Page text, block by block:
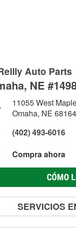
Auto Parts
NE
11055 West
Omaha, NE 68164
(402) 493-6016
Compra ahora
CÓMO
SERVICIOS
Prueba de batería